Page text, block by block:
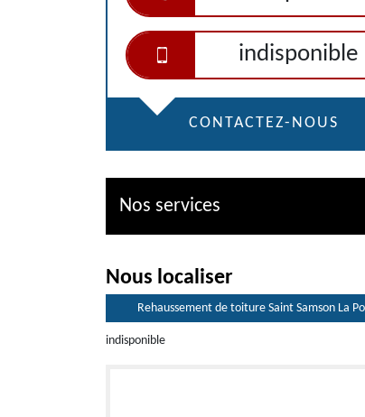
indisponible
CONTACTEZ-NOUS
Nos services
Nous localiser
Rehaussement de toiture Saint Samson La
indisponible